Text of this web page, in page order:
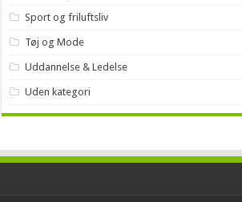
Sport og friluftsliv
Tøj og Mode
Uddannelse & Ledelse
Uden kategori